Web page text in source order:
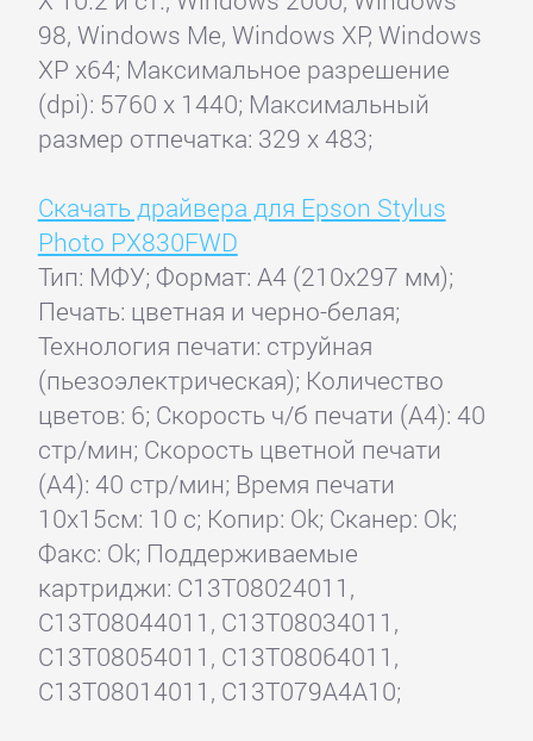
98, Windows Me, Windows XP, Windows
XP x64; Максимальное разрешение
(dpi): 5760 x 1440; Максимальный
размер отпечатка: 329 x 483;
Скачать драйвера для Epson Stylus
Photo PX830FWD
Тип: МФУ; Формат: A4 (210x297 мм);
Печать: цветная и черно-белая;
Технология печати: струйная
(пьезоэлектрическая); Количество
цветов: 6; Скорость ч/б печати (А4): 40
стр/мин; Скорость цветной печати
(А4): 40 стр/мин; Время печати
10x15см: 10 с; Копир: Ok; Сканер: Ok;
Факс: Ok; Поддерживаемые
картриджи: C13T08024011,
C13T08044011, C13T08034011,
C13T08054011, C13T08064011,
C13T08014011, C13T079A4A10;